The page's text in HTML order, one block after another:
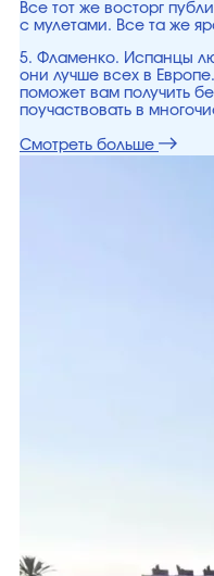
Все тот же восторг
с мулетами. Все та же
5. Фламенко. Испанцы
они лучше всех в
поможет вам получить
поучаствовать в
Смотреть больше